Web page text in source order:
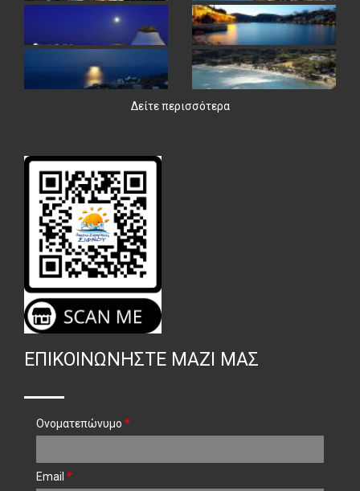
Δείτε περισσότερα
ΕΠΙΚΟΙΝΩΝΉΣΤΕ ΜΑΖΊ ΜΑΣ
Ονοματεπώνυμο *
Email *